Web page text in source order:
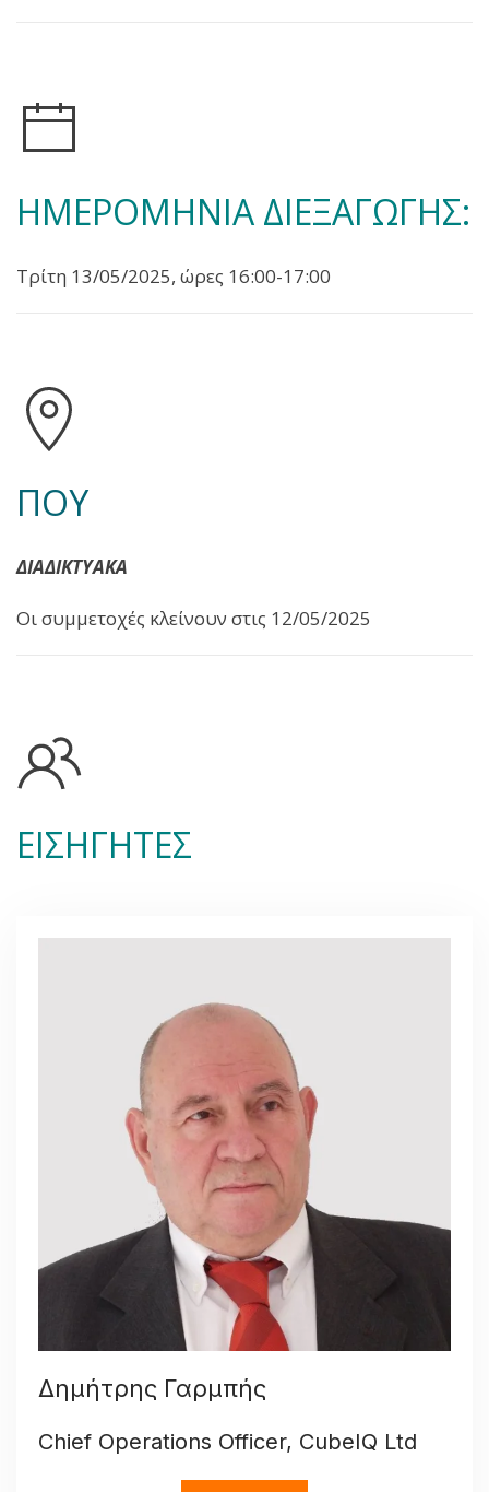
ΗΜΕΡΟΜΗΝΙΑ ΔΙΕΞΑΓΩΓΗΣ:
Τρίτη 13/05/2025, ώρες 16:00-17:00
ΠΟΥ
ΔΙΑΔΙΚΤΥΑΚΑ
Οι συμμετοχές κλείνουν στις 12/05/2025
ΕΙΣΗΓΗΤΕΣ
Δημήτρης Γαρμπής
Chief Operations Officer, CubeIQ Ltd